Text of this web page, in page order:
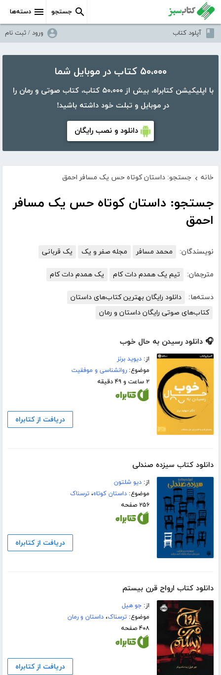
دسته‌ها جستجو
آپلود کتاب ورود / ثبت نام
۵۰،۰۰۰ کتاب در موبایل شما
با اپلیکیشن کتابراه، بیش از ۵۰،۰۰۰ کتاب، کتاب صوتی و رمان را
در موبایل و تبلت خود داشته باشید!
دانلود و نصب رایگان
خانه › جستجو: داستان کوتاه حس یک مسافر احمق
جستجو: داستان کوتاه حس یک مسافر
احمق
نویسندگان: محمد مسافر مجله صفر و یک یک قربانی
مترجمان: تیم یک همدم دات کام یک همدم دات کام
دسته‌ها:
دانلود رایگان بهترین کتاب‌های داستان
کتاب‌های صوتی رایگان داستان و رمان
🎧 دانلود رسیدن به حال خوب
از:دیوید برنز
موضوع:روانشناسی و موفقیت
۲ ساعت و ۴۹ دقیقه
دریافت از کتابراه
دانلود کتاب سیزده صندلی
از:دیو شلتون
موضوع:داستان کوتاه،ترسناک
۲۵۶ صفحه
دریافت از کتابراه
دانلود کتاب ارواح قرن بیستم
از:جو ھیل
موضوع:ترسناک،داستان و رمان
۴۰۸ صفحه
دریافت از کتابراه